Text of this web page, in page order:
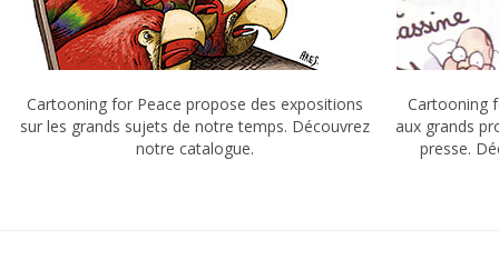
Cartooning for Peace propose des expositions
sur les grands sujets de notre temps. Découvrez
notre catalogue.
Cartooning
aux grands
presse.